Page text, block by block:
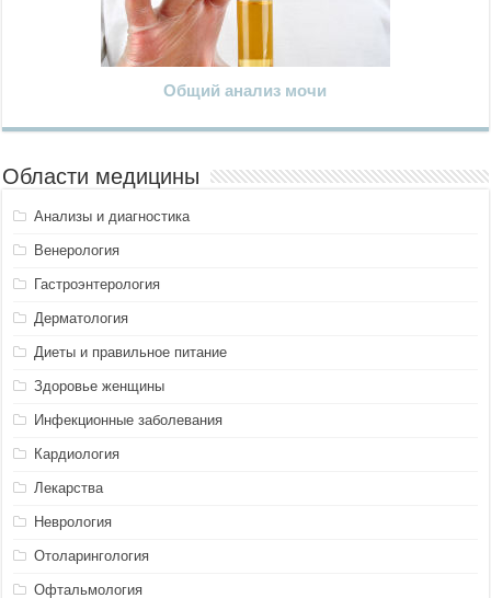
Общий анализ мочи
Области медицины
Анализы и диагностика
Венерология
Гастроэнтерология
Дерматология
Диеты и правильное питание
Здоровье женщины
Инфекционные заболевания
Кардиология
Лекарства
Неврология
Отоларингология
Офтальмология